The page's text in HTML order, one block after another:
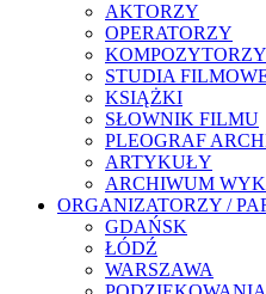
AKTORZY
OPERATORZY
KOMPOZYTORZY
STUDIA
KSIĄŻKI
SŁOWNIK FILMU
PLEOGRAF
ARTYKUŁY
ARCHIWUM
ORGANIZATORZY /
GDAŃSK
ŁÓDŹ
WARSZAWA